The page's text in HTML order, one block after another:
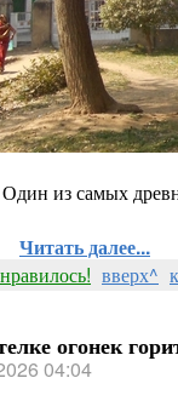
из самых
Читать далее...
вверх^
огонек
04:04